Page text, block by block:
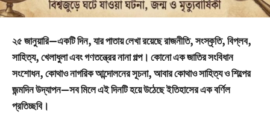
২৫ জানুয়ারি—একটি দিন, যার পাতায় লেখা রয়েছে রাজনীতি, সংস্কৃতি, বিপ্লব,
সাহিত্য, খেলাধুলা এবং গণতন্ত্রের নানা গল্প। কোনো এক জাতির সংবিধান
সংশোধন, কোথাও নাগরিক আন্দোলনের সূচনা, আবার কোথাও সাহিত্য ও শিল্পের
জন্মদিন উদ্‌যাপন—সব মিলে এই দিনটি হয়ে উঠেছে ইতিহাসের এক বর্ণিল
প্রতিচ্ছবি।